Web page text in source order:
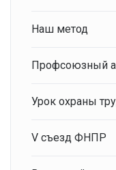
Наш метод
Профсоюзный
Урок охраны
V съезд ФНПР